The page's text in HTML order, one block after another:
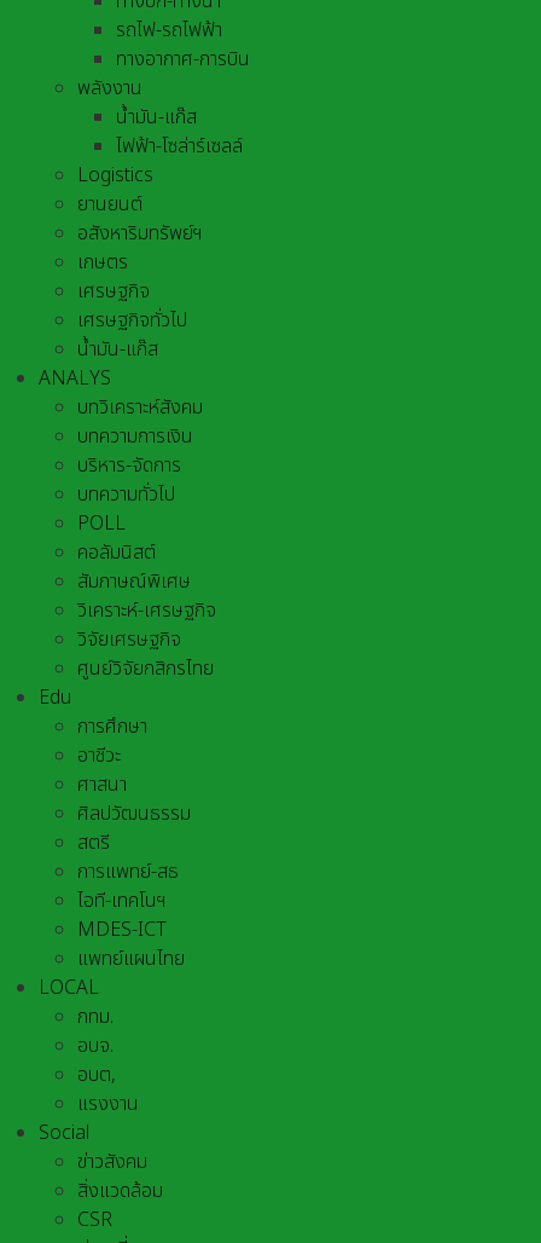
รถไฟ-รถไฟฟ้า
ทางอากาศ-การบิน
พลังงาน
น้ำมัน-แก๊ส
ไฟฟ้า-โซล่าร์เซลล์
Logistics
ยานยนต์
อสังหาริมทรัพย์ฯ
เกษตร
เศรษฐกิจ
เศรษฐกิจทั่วไป
น้ำมัน-แก๊ส
ANALYS
บทวิเคราะห์สังคม
บทความการเงิน
บริหาร-จัดการ
บทความทั่วไป
POLL
คอลัมนิสต์
สัมภาษณ์พิเศษ
วิเคราะห์-เศรษฐกิจ
วิจัยเศรษฐกิจ
ศูนย์วิจัยกสิกรไทย
Edu
การศึกษา
อาชีวะ
ศาสนา
ศิลปวัฒนธรรม
สตรี
การแพทย์-สธ
ไอที-เทคโนฯ
MDES-ICT
แพทย์แผนไทย
LOCAL
กทม.
อบจ.
อบต,
แรงงาน
Social
ข่าวสังคม
สิ่งแวดล้อม
CSR